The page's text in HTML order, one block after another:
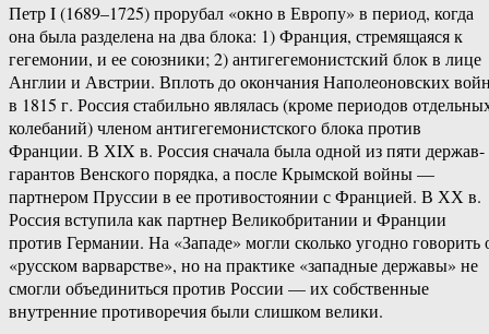
Петр I (1689–1725) прорубал «окно в Европу» в период, когда
она была разделена на два блока: 1) Франция, стремящаяся к
гегемонии, и ее союзники; 2) антигегемонистский блок в лице
Англии и Австрии. Вплоть до окончания Наполеоновских
в 1815 г. Россия стабильно являлась (кроме периодов
колебаний) членом антигегемонистского блока против
Франции. В ХIX в. Россия сначала была одной из пяти держав-
гарантов Венского порядка, а после Крымской войны —
партнером Пруссии в ее противостоянии с Францией. В ХХ в.
Россия вступила как партнер Великобритании и Франции
против Германии. На «Западе» могли сколько угодно говорить
«русском варварстве», но на практике «западные державы» не
смогли объединиться против России — их собственные
внутренние противоречия были слишком велики.